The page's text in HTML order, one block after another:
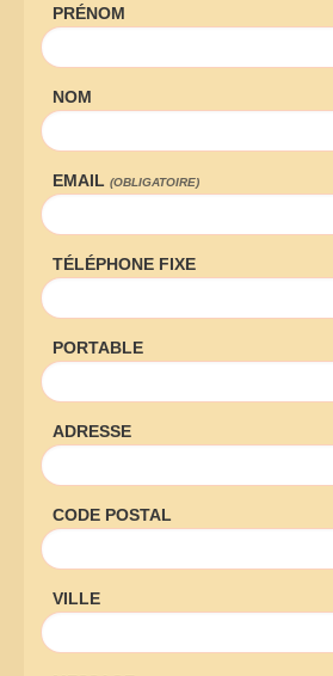
PRÉNOM
NOM
EMAIL (OBLIGATOIRE)
TÉLÉPHONE FIXE
PORTABLE
ADRESSE
CODE POSTAL
VILLE